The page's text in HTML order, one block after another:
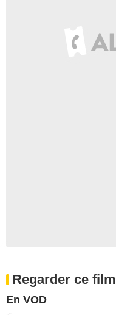
Regarder ce film
En VOD